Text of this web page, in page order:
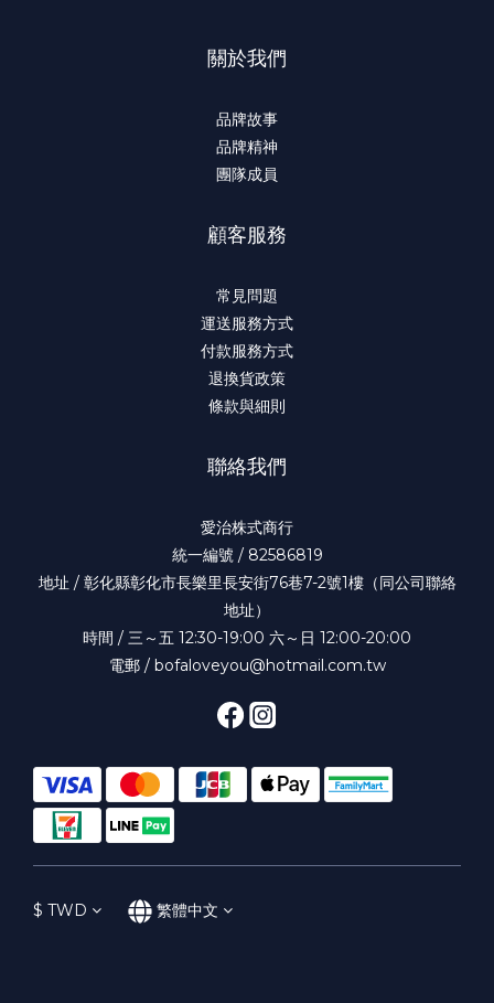
關於我們
品牌故事
品牌精神
團隊成員
顧客服務
常見問題
運送服務方式
付款服務方式
退換貨政策
條款與細則
聯絡我們
愛治株式商行
統一編號 / 82586819
地址 / 彰化縣彰化市長樂里長安街76巷7-2號1樓（同公司聯絡
地址）
時間 / 三～五 12:30-19:00 六～日 12:00-20:00
電郵 / bofaloveyou@hotmail.com.tw
$ TWD 繁體中文